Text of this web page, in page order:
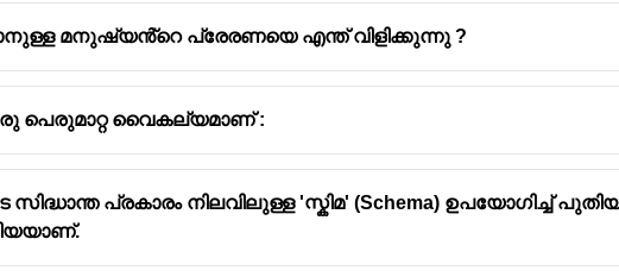
ആയ ഒരാശയത്തെയോ വസ്തുവിനെയോ സൃഷ്ടിക്കാനോ
.
മനുഷ്യൻ്റെ പ്രേരണയെ എന്ത് വിളിക്കുന്നു ?
പെരുമാറ്റ വൈകല്യമാണ് :
സിദ്ധാന്ത പ്രകാരം നിലവിലുള്ള 'സ്കിമ' (Schema) ഉപയോഗിച്ച്